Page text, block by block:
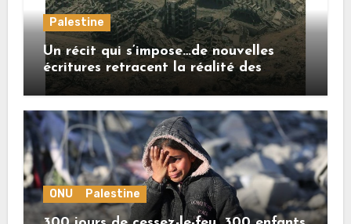
Palestine
Un récit qui s’impose…de nouvelles
écritures retracent la réalité des
crimes sionistes à Gaza
ONU Palestine